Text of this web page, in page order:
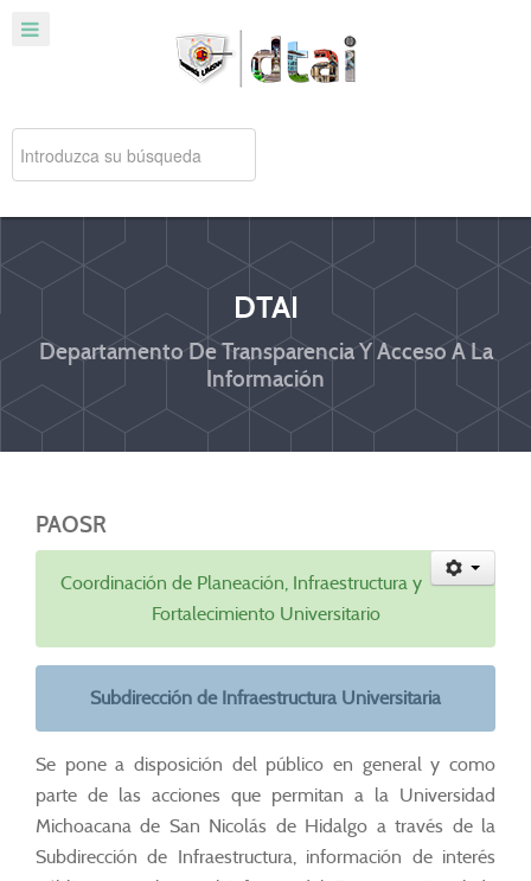
DTAI
Departamento De Transparencia Y Acceso A La
Información
PAOSR
Coordinación de Planeación, Infraestructura y
Fortalecimiento Universitario
Subdirección de Infraestructura Universitaria
Se pone a disposición del público en general y como
parte de las acciones que permitan a la Universidad
Michoacana de San Nicolás de Hidalgo a través de la
Subdirección de Infraestructura, información de interés